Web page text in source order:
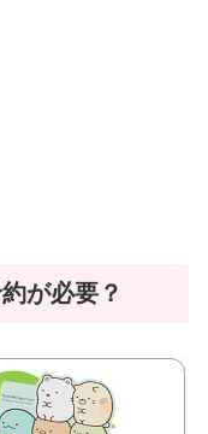
が必要？